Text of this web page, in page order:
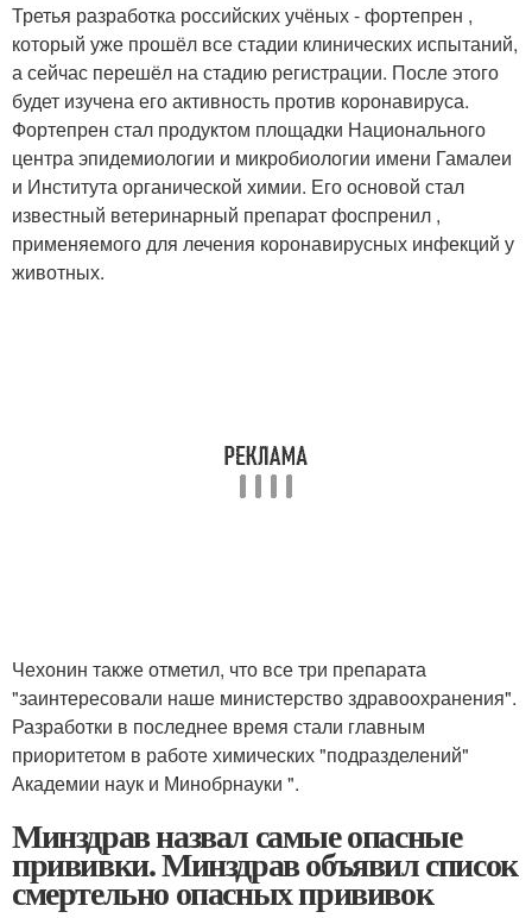
Третья разработка российских учёных - фортепрен ,
который уже прошёл все стадии клинических испытаний,
а сейчас перешёл на стадию регистрации. После этого
будет изучена его активность против коронавируса.
Фортепрен стал продуктом площадки Национального
центра эпидемиологии и микробиологии имени Гамалеи
и Института органической химии. Его основой стал
известный ветеринарный препарат фоспренил ,
применяемого для лечения коронавирусных инфекций у
животных.
Чехонин также отметил, что все три препарата
"заинтересовали наше министерство здравоохранения".
Разработки в последнее время стали главным
приоритетом в работе химических "подразделений"
Академии наук и Минобрнауки ".
Минздрав назвал самые опасные
прививки. Минздрав объявил список
смертельно опасных прививок